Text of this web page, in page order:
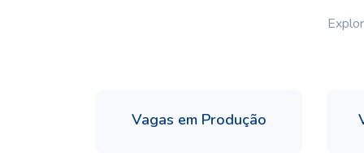
Vagas em Produção